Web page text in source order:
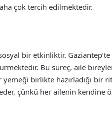
çok tercih edilmektedir.
bir etkinliktir.
Bu süreç, aile
birlikte hazırladığı bir
eder, çünkü her ailenin kendine